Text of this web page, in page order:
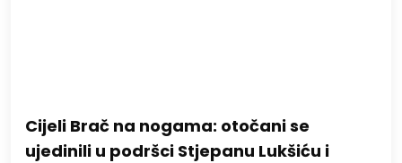
Cijeli Brač na nogama: otočani se
ujedinili u podršci Stjepanu Lukšiću i